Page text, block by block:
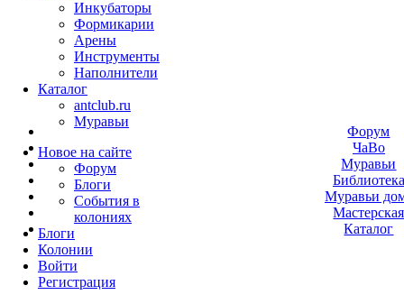
Инкубаторы
Формикарии
Арены
Инструменты
Наполнители
Каталог
antclub.ru
Муравьи
Новое на сайте
Форум
Блоги
События в
колониях
Блоги
Колонии
Войти
Peгиcтpaция
Форум
ЧаВо
Муравьи
Библиотека
Муравьи
Мастерская
Каталог